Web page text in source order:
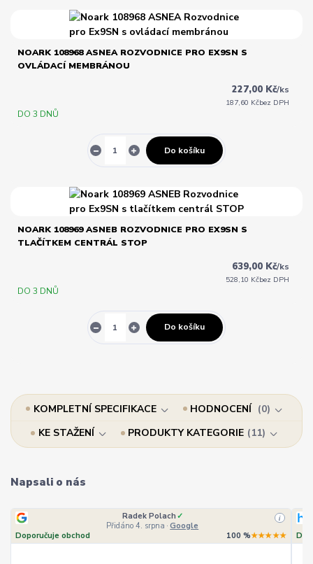
NOARK 108968 ASNEA ROZVODNICE PRO EX9SN S
OVLÁDACÍ MEMBRÁNOU
227,00 Kč/ks
187,60 Kčbez DPH
DO 3 DNŮ
Do košíku
NOARK 108969 ASNEB ROZVODNICE PRO EX9SN S
TLAČÍTKEM CENTRÁL STOP
639,00 Kč/ks
528,10 Kčbez DPH
DO 3 DNŮ
Do košíku
KOMPLETNÍ SPECIFIKACE HODNOCENÍ
0
KE STAŽENÍ
PRODUKTY KATEGORIE 11
Napsali o nás
Radek Polach ✓
Přidáno 4. srpna · Google
i
Doporučuje obchod 100 %★★★★★